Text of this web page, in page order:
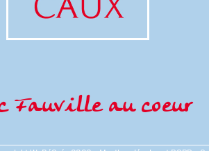
Fauville au coeur